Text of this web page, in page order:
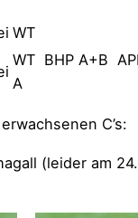
WT
WT BHP A+B
A
C’s:
(leider am